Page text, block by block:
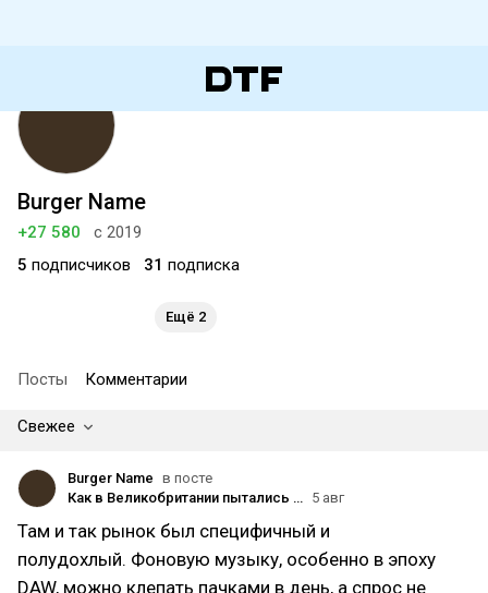
Burger Name
+27 580
с 2019
5 подписчиков 31 подписка
Ещё 2
Посты Комментарии
Свежее
Burger Name в посте
Как в Великобритании пытались запретить синтезаторы 5 авг
Там и так рынок был специфичный и
полудохлый. Фоновую музыку, особенно в эпоху
DAW, можно клепать пачками в день, а спрос не